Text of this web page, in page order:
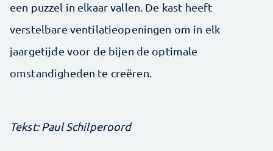
een puzzel in elkaar vallen. De kast heeft
verstelbare ventilatieopeningen om in elk
jaargetijde voor de bijen de optimale
omstandigheden te creëren.
Tekst: Paul Schilperoord